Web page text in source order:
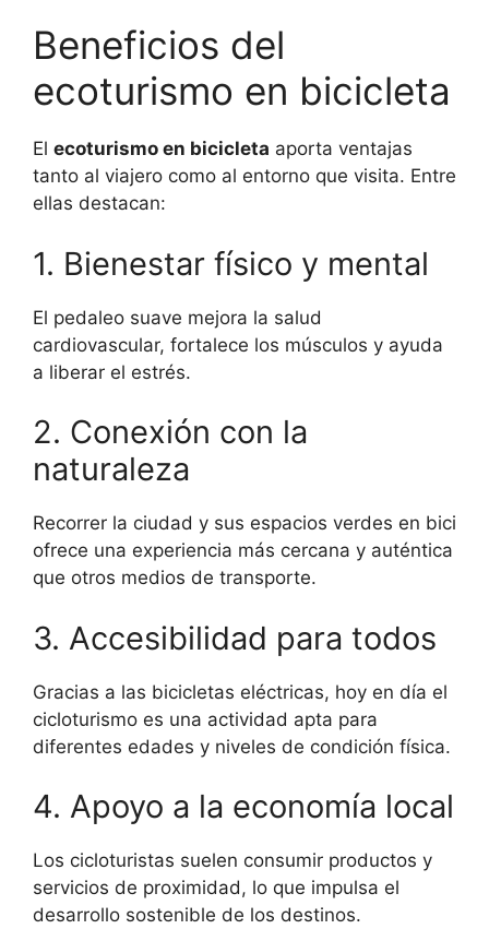
Beneficios del
ecoturismo en bicicleta
El ecoturismo en bicicleta aporta ventajas
tanto al viajero como al entorno que visita. Entre
ellas destacan:
1. Bienestar físico y mental
El pedaleo suave mejora la salud
cardiovascular, fortalece los músculos y ayuda
a liberar el estrés.
2. Conexión con la
naturaleza
Recorrer la ciudad y sus espacios verdes en bici
ofrece una experiencia más cercana y auténtica
que otros medios de transporte.
3. Accesibilidad para todos
Gracias a las bicicletas eléctricas, hoy en día el
cicloturismo es una actividad apta para
diferentes edades y niveles de condición física.
4. Apoyo a la economía local
Los cicloturistas suelen consumir productos y
servicios de proximidad, lo que impulsa el
desarrollo sostenible de los destinos.